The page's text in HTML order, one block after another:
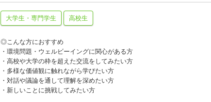
大学生・専門学生
高校生
◎こんな方におすすめ
・環境問題・ウェルビーイングに関心がある方
・高校や大学の枠を超えた交流をしてみたい方
・多様な価値観に触れながら学びたい方
・対話や議論を通して理解を深めたい方
・新しいことに挑戦してみたい方